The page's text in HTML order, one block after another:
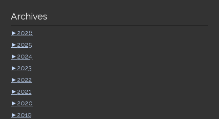
Archives
►2026
►2025
►2024
►2023
►2022
►2021
►2020
►2019